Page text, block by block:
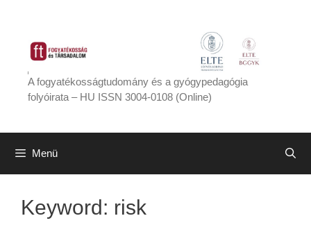
tartalomba
A fogyatékosságtudomány és a gyógypedagógia
folyóirata – HU ISSN 3004-0108 (Online)
Menü
Keyword: risk